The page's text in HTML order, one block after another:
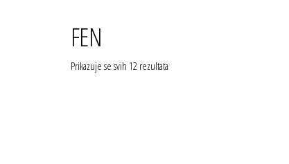
FEN
Prikazuje se svih 12 rezultata